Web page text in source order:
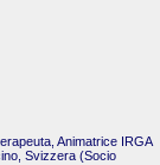
Animatrice IRGA
Svizzera (Socio